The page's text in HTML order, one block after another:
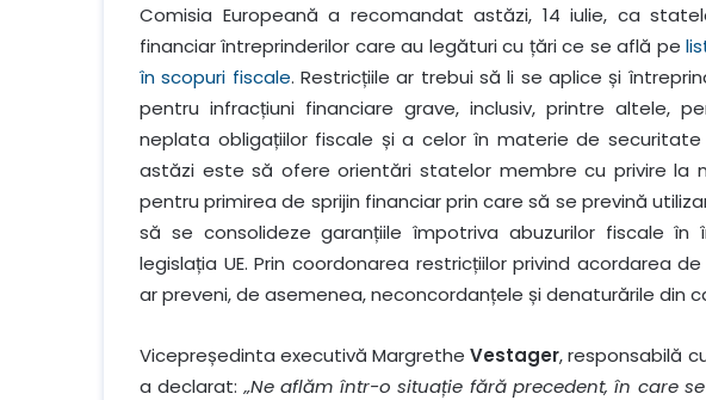
Comisia Europeană a recomandat astăzi, 14 iulie, ca
financiar întreprinderilor care au legături cu țări ce se află pe
în scopuri fiscale. Restricțiile ar trebui să li se aplice și
pentru infracțiuni financiare grave, inclusiv, printre altele,
neplata obligațiilor fiscale și a celor în materie de securitate
astăzi este să ofere orientări statelor membre cu privire la
pentru primirea de sprijin financiar prin care să se prevină
să se consolideze garanțiile împotriva abuzurilor fiscale în
legislația UE. Prin coordonarea restricțiilor privind acordarea
ar preveni, de asemenea, neconcordanțele și denaturările din
Vicepreședinta executivă MargretheVestager, responsabilă
a declarat:„Ne aflăm într-o situație fără precedent, în care